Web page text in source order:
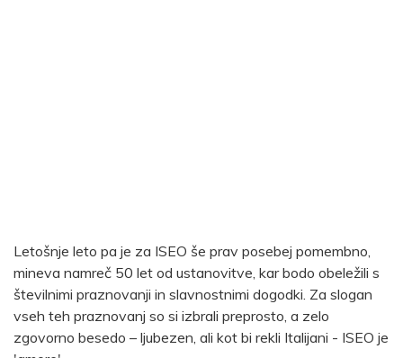
Letošnje leto pa je za ISEO še prav posebej pomembno,
mineva namreč 50 let od ustanovitve, kar bodo obeležili s
številnimi praznovanji in slavnostnimi dogodki. Za slogan
vseh teh praznovanj so si izbrali preprosto, a zelo
zgovorno besedo – ljubezen, ali kot bi rekli Italijani - ISEO je